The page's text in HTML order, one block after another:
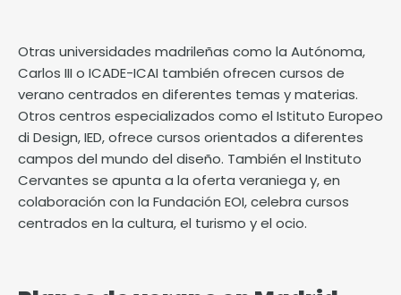
Otras universidades madrileñas como la Autónoma,
Carlos III o ICADE-ICAI también ofrecen cursos de
verano centrados en diferentes temas y materias.
Otros centros especializados como el Istituto Europeo
di Design, IED,ofrece cursos orientados a diferentes
campos del mundo del diseño. También el Instituto
Cervantes se apunta a la oferta veraniega y, en
colaboración con la Fundación EOI, celebra cursos
centrados en la cultura, el turismo y el ocio.